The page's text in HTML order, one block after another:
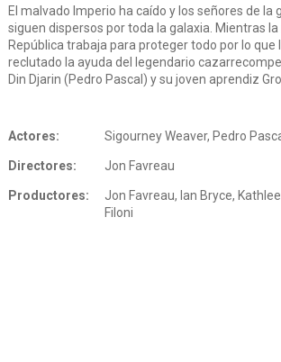
El malvado Imperio ha caído y los señores de la
siguen dispersos por toda la galaxia. Mientras
República trabaja para proteger todo por lo que
reclutado la ayuda del legendario
Din Djarin (Pedro Pascal) y su joven aprendiz
Actores: Sigourney Weaver, Pedro
Directores: Jon Favreau
Productores:
Jon Favreau, Ian Bryce,
Filoni